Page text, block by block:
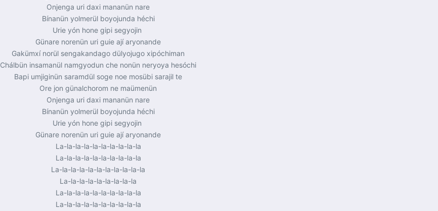
Onjenga uri daxi mananün nare
Bínanün yolmerül boyojunda héchi
Urie yón hone gipi segyojin
Günare norenün uri guie ají aryonande
Gakümxí norül sengakandago dülyojugo xipóchiman
Chálbün insamanül namgyodun che nonün neryoya hesóchi
Bapi umjiginün saramdül soge noe mosübi sarajil te
Ore jon günalchorom ne maümenün
Onjenga uri daxi mananün nare
Bínanün yolmerül boyojunda héchi
Urie yón hone gipi segyojin
Günare norenün uri guie ají aryonande
La-la-la-la-la-la-la-la-la-la
La-la-la-la-la-la-la-la-la-la
La-la-la-la-la-la-la-la-la-la-la
La-la-la-la-la-la-la-la-la
La-la-la-la-la-la-la-la-la-la
La-la-la-la-la-la-la-la-la-la